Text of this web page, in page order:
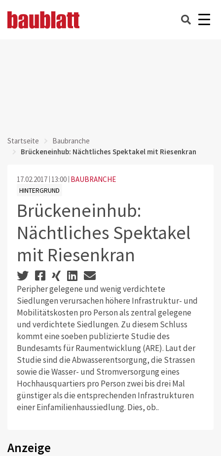
Startseite
Baubranche
Brückeneinhub: Nächtliches Spektakel mit Riesenkran
17.02.2017 13:00 BAUBRANCHE
HINTERGRUND
Brückeneinhub:
Nächtliches Spektakel
mit Riesenkran
Peripher gelegene und wenig verdichtete
Siedlungen verursachen höhere Infrastruktur- und
Mobilitätskosten pro Person als zentral gelegene
und verdichtete Siedlungen. Zu diesem Schluss
kommt eine soeben publizierte Studie des
Bundesamts für Raumentwicklung (ARE). Laut der
Studie sind die Abwasserentsorgung, die Strassen
sowie die Wasser- und Stromversorgung eines
Hochhausquartiers pro Person zwei bis drei Mal
günstiger als die entsprechenden Infrastrukturen
einer Einfamilienhaussiedlung. Dies, ob..
Anzeige